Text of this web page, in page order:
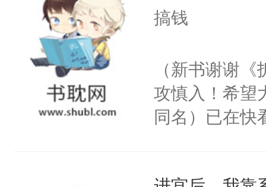
用力——为你
搞钱
（新书谢谢
攻慎入！希望
同名）已在快